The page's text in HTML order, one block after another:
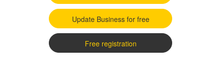
Update Business for free
Free registration